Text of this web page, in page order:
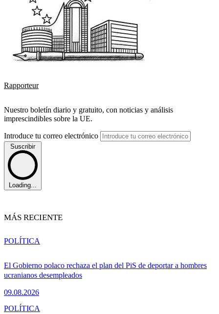
Rapporteur
Nuestro boletín diario y gratuito, con noticias y análisis
imprescindibles sobre la UE.
Introduce tu correo electrónico
Suscribir
Loading...
MÁS RECIENTE
El Gobierno polaco rechaza el plan del PiS de deportar a hombres
ucranianos desempleados
09.08.2026
POLÍTICA
POLÍTICA